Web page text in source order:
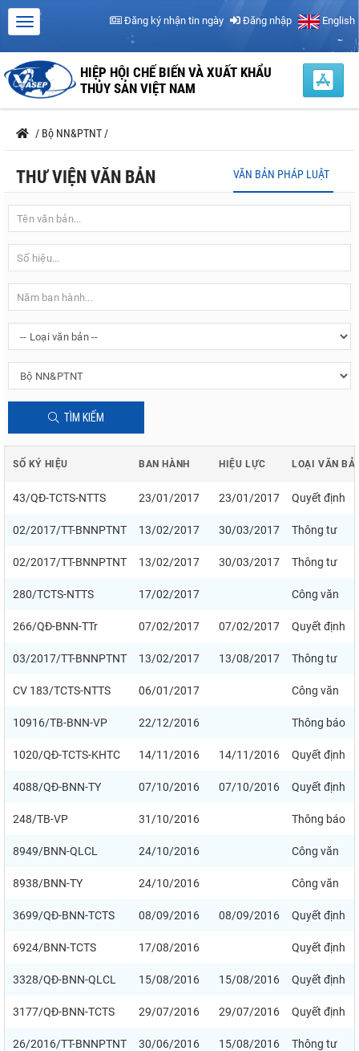
Đăng ký nhận tin ngày Đăng nhập English
HIỆP HỘI CHẾ BIẾN VÀ XUẤT KHẨU
THỦY SẢN VIỆT NAM
/ Bộ NN&PTNT /
THƯ VIỆN VĂN BẢN VĂN BẢN PHÁP LUẬT
TÌM KIẾM
SỐ KÝ HIỆU BAN HÀNH HIỆU LỰC LOẠI VĂN
43/QĐ-TCTS-NTTS 23/01/2017 23/01/2017 Quyết định
02/2017/TT-BNNPTNT 13/02/2017 30/03/2017 Thông tư
02/2017/TT-BNNPTNT 13/02/2017 30/03/2017 Thông tư
280/TCTS-NTTS 17/02/2017 Công văn
266/QĐ-BNN-TTr 07/02/2017 07/02/2017 Quyết định
03/2017/TT-BNNPTNT 13/02/2017 13/08/2017 Thông tư
CV 183/TCTS-NTTS 06/01/2017 Công văn
10916/TB-BNN-VP 22/12/2016 Thông báo
1020/QĐ-TCTS-KHTC 14/11/2016 14/11/2016 Quyết định
4088/QĐ-BNN-TY 07/10/2016 07/10/2016 Quyết định
248/TB-VP 31/10/2016 Thông báo
8949/BNN-QLCL 24/10/2016 Công văn
8938/BNN-TY 24/10/2016 Công văn
3699/QĐ-BNN-TCTS 08/09/2016 08/09/2016 Quyết định
6924/BNN-TCTS 17/08/2016 Quyết định
3328/QĐ-BNN-QLCL 15/08/2016 15/08/2016 Quyết định
3177/QĐ-BNN-TCTS 29/07/2016 29/07/2016 Quyết định
26/2016/TT-BNNPTNT 30/06/2016 15/08/2016 Thông tư